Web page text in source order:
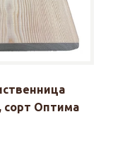
сорт Оптима